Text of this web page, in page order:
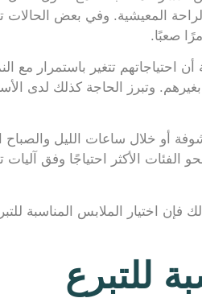
المعيشية. وفي بعض الحالات
صعبًا.
احتياجاتهم تتغير باستمرار مع
وتبرز الحاجة كذلك لدى
أو خلال ساعات الليل والصباح
الفئات الأكثر احتياجًا وفق
فإن اختيار الملابس المناسبة
للتبرع